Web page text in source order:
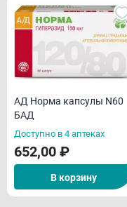
АД Норма капсулы N60
БАД
Доступно в 4 аптеках
652,00 ₽
В корзину